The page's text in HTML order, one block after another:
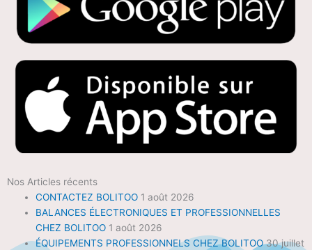
Nos Articles récents
CONTACTEZ BOLITOO 1 août 2026
BALANCES ÉLECTRONIQUES ET PROFESSIONNELLES
CHEZ BOLITOO 1 août 2026
ÉQUIPEMENTS PROFESSIONNELS CHEZ BOLITOO 30 juillet